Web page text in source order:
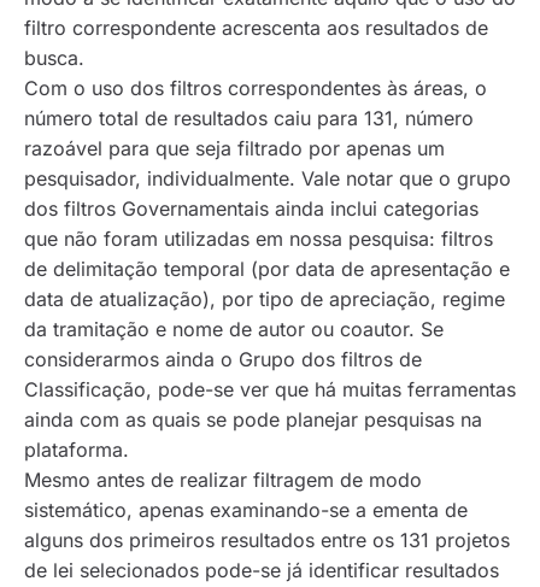
filtro correspondente acrescenta aos resultados de
busca.
Com o uso dos filtros correspondentes às áreas, o
número total de resultados caiu para 131, número
razoável para que seja filtrado por apenas um
pesquisador, individualmente. Vale notar que o grupo
dos filtros Governamentais ainda inclui categorias
que não foram utilizadas em nossa pesquisa: filtros
de delimitação temporal (por data de apresentação e
data de atualização), por tipo de apreciação, regime
da tramitação e nome de autor ou coautor. Se
considerarmos ainda o Grupo dos filtros de
Classificação, pode-se ver que há muitas ferramentas
ainda com as quais se pode planejar pesquisas na
plataforma.
Mesmo antes de realizar filtragem de modo
sistemático, apenas examinando-se a ementa de
alguns dos primeiros resultados entre os 131 projetos
de lei selecionados pode-se já identificar resultados